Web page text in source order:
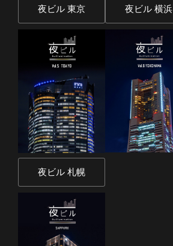
夜ビル 東京 夜ビル 横浜
夜ビル 札幌